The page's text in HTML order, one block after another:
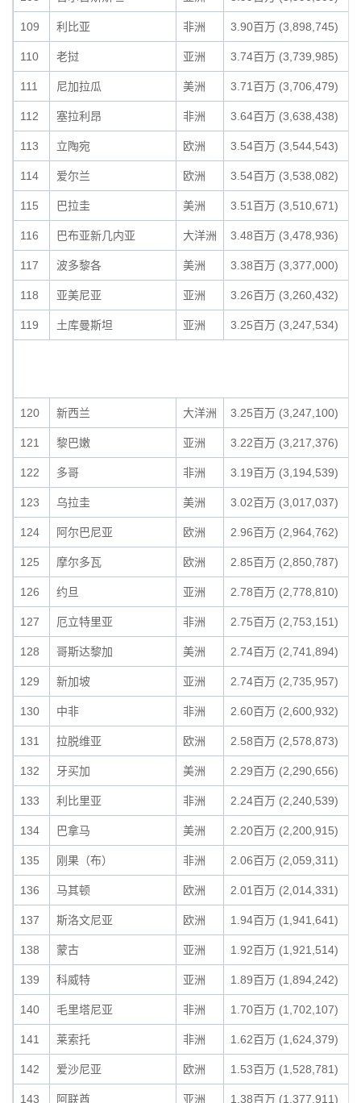
109 利比亚 非洲 3.90百万 (3,898,745)
110 老挝 亚洲 3.74百万 (3,739,985)
111 尼加拉瓜 美洲 3.71百万 (3,706,479)
112 塞拉利昂 非洲 3.64百万 (3,638,438)
113 立陶宛 欧洲 3.54百万 (3,544,543)
114 爱尔兰 欧洲 3.54百万 (3,538,082)
115 巴拉圭 美洲 3.51百万 (3,510,671)
116 巴布亚新几内亚 大洋洲 3.48百万 (3,478,936)
117 波多黎各 美洲 3.38百万 (3,377,000)
118 亚美尼亚 亚洲 3.26百万 (3,260,432)
119 土库曼斯坦 亚洲 3.25百万 (3,247,534)
120 新西兰 大洋洲 3.25百万 (3,247,100)
121 黎巴嫩 亚洲 3.22百万 (3,217,376)
122 多哥 非洲 3.19百万 (3,194,539)
123 乌拉圭 美洲 3.02百万 (3,017,037)
124 阿尔巴尼亚 欧洲 2.96百万 (2,964,762)
125 摩尔多瓦 欧洲 2.85百万 (2,850,787)
126 约旦 亚洲 2.78百万 (2,778,810)
127 厄立特里亚 非洲 2.75百万 (2,753,151)
128 哥斯达黎加 美洲 2.74百万 (2,741,894)
129 新加坡 亚洲 2.74百万 (2,735,957)
130 中非 非洲 2.60百万 (2,600,932)
131 拉脱维亚 欧洲 2.58百万 (2,578,873)
132 牙买加 美洲 2.29百万 (2,290,656)
133 利比里亚 非洲 2.24百万 (2,240,539)
134 巴拿马 美洲 2.20百万 (2,200,915)
135 刚果（布） 非洲 2.06百万 (2,059,311)
136 马其顿 欧洲 2.01百万 (2,014,331)
137 斯洛文尼亚 欧洲 1.94百万 (1,941,641)
138 蒙古 亚洲 1.92百万 (1,921,514)
139 科威特 亚洲 1.89百万 (1,894,242)
140 毛里塔尼亚 非洲 1.70百万 (1,702,107)
141 莱索托 非洲 1.62百万 (1,624,379)
142 爱沙尼亚 欧洲 1.53百万 (1,528,781)
143 阿联酋 亚洲 1.38百万 (1,377,911)